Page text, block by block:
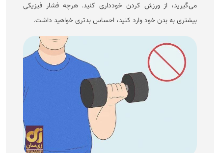
می‌گیرید، از ورزش کردن خودداری کنید. هرچه فشار فیزیکی
بیشتری به بدن خود وارد کنید، احساس بدتری خواهید داشت.